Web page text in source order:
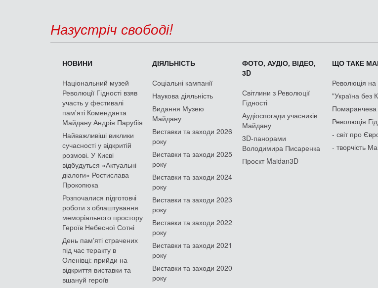
Назустріч свободі!
НОВИНИ
Національний музей
Революції Гідності взяв
участь у фестивалі
пам'яті Коменданта
Майдану Андрія Парубія
Найважливіші виклики
сучасності у відкритій
розмові. У Києві
відбудуться «Актуальні
діалоги» Ростислава
Прокопюка
Розпочалися підготовчі
роботи з облаштування
меморіального простору
Героїв Небесної Сотні
День памʼяті страчених
під час теракту в
Оленівці: прийди на
відкриття виставки та
вшануй героїв
ДІЯЛЬНІСТЬ
Соціальні кампанії
Наукова діяльність
Видання Музею
Майдану
Виставки та заходи 2026
року
Виставки та заходи 2025
року
Виставки та заходи 2024
року
Виставки та заходи 2023
року
Виставки та заходи 2022
року
Виставки та заходи 2021
року
Виставки та заходи 2020
року
ФОТО, АУДІО, ВІДЕО,
3D
Світлини з Революції
Гідності
Аудіоспогади учасників
Майдану
3D-панорами
Володимира Писаренка
Проєкт Maidan3D
ЩО ТАКЕ
Революція на
"Україна без
Помаранчева
Революція
- світ про
- творчість